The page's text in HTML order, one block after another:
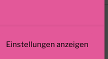
Einstellungen anzeigen